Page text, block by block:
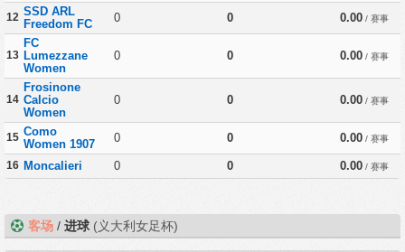
12 SSD ARL
Freedom FC
0 0 0.00 / 赛事
13
FC
Lumezzane
Women
0 0 0.00 / 赛事
14
Frosinone
Calcio
Women
0 0 0.00 / 赛事
15 Como
Women 1907
0 0 0.00 / 赛事
16 Moncalieri 0 0 0.00 / 赛事
客场 / 进球 (义大利女足杯)